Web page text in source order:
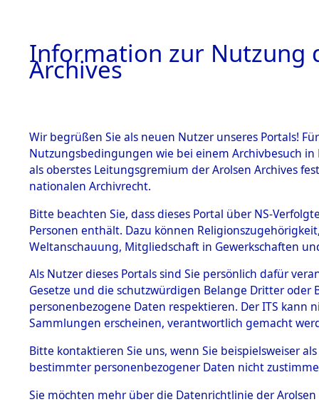
BESTÄNDE
1.
Inhaftierungsdoku
mente
1.2.9 Beim ITS
Effekten
1.2.9.1
Effekten aus
dem KZ
Dachau
1.2.9.2
Effekten aus
dem KZ
Bayerisches
0004
Information zur Nutzung
Archives
Wir begrüßen Sie als neuen Nutzer unseres Portals!
Nutzungsbedingungen wie bei einem Archivbesuch
als oberstes Leitungsgremium der Arolsen Archives
nationalen Archivrecht.
Bitte beachten Sie, dass dieses Portal über NS-
Personen enthält. Dazu können
Weltanschauung, Mitgliedschaft in Gewerkschaften
Als Nutzer dieses Portals sind Sie persönlich dafür
Gesetze und die schutzwürdigen Belange Dritter
personenbezogene Daten respektieren. Der ITS
Sammlungen erscheinen, verantwortlich gemacht
Bitte kontaktieren Sie uns, wenn Sie beispielsweiser
bestimmter personenbezogener Daten nicht
Sie möchten mehr über die Datenrichtlinie der Arolsen